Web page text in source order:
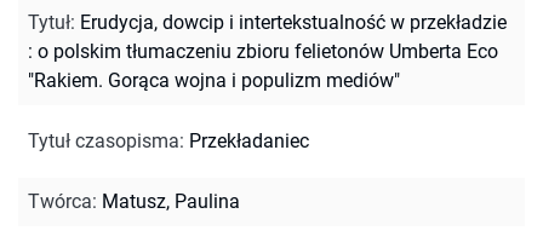
Tytuł: Erudycja, dowcip i intertekstualność w przekładzie
: o polskim tłumaczeniu zbioru felietonów Umberta Eco
"Rakiem. Gorąca wojna i populizm mediów"
Tytuł czasopisma: Przekładaniec
Twórca: Matusz, Paulina